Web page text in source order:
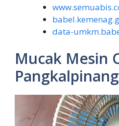
data-
Mucak Mesin
Pangkalpinang